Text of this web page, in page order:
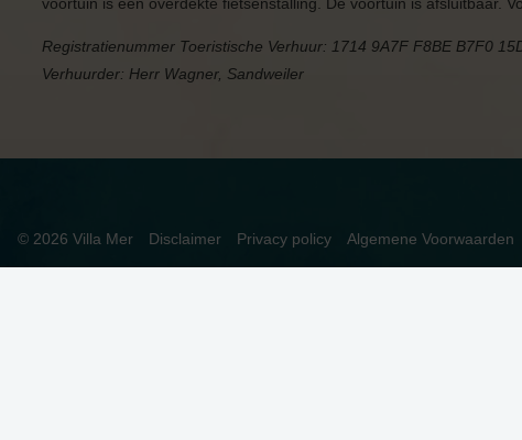
Registratienummer Toeristische Verhuur: 1714 9A7F F8BE B7F0
Verhuurder: Herr Wagner, Sandweiler
© 2026 Villa Mer Disclaimer Privacy policy Algemene Voorwaarden